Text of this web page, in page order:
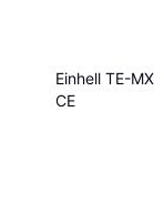
Einhell TE-MX
CE